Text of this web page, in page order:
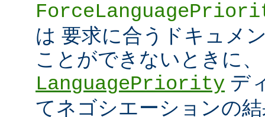
は 要求に合うドキュメ
ことができないときに、
LanguagePriority デ
てネゴシエーションの